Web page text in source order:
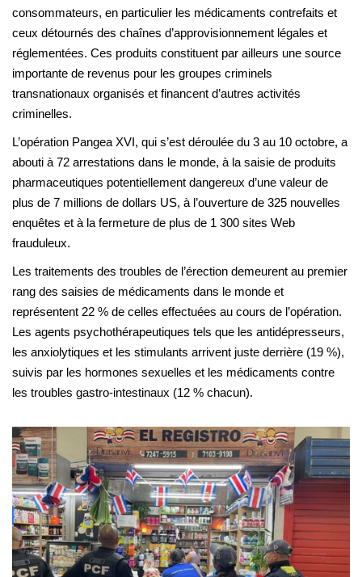
consommateurs, en particulier les médicaments contrefaits et
ceux détournés des chaînes d’approvisionnement légales et
réglementées. Ces produits constituent par ailleurs une source
importante de revenus pour les groupes criminels
transnationaux organisés et financent d’autres activités
criminelles.
L’opération Pangea XVI, qui s’est déroulée du 3 au 10 octobre, a
abouti à 72 arrestations dans le monde, à la saisie de produits
pharmaceutiques potentiellement dangereux d’une valeur de
plus de 7 millions de dollars US, à l’ouverture de 325 nouvelles
enquêtes et à la fermeture de plus de 1 300 sites Web
frauduleux.
Les traitements des troubles de l’érection demeurent au premier
rang des saisies de médicaments dans le monde et
représentent 22 % de celles effectuées au cours de l’opération.
Les agents psychothérapeutiques tels que les antidépresseurs,
les anxiolytiques et les stimulants arrivent juste derrière (19 %),
suivis par les hormones sexuelles et les médicaments contre
les troubles gastro-intestinaux (12 % chacun).